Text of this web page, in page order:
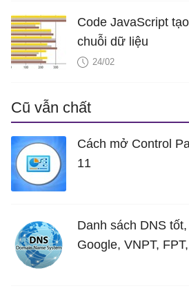
Code JavaScript
chuỗi dữ liệu
24/02
Cũ vẫn chất
Cách mở Control
11
Danh sách DNS
Google, VNPT,